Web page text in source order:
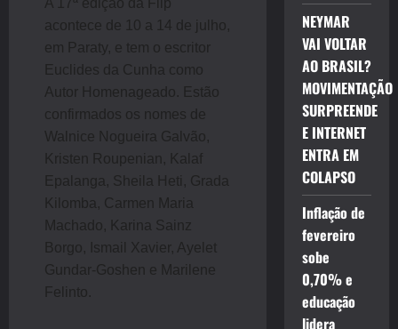
acontece de 10 a 14 de julho,
em Paraty, e tem o escritor
Euclides da Cunha como
Autor Homenageado. Estão
confirmados os nomes de
Walnice Nogueira Galvão,
Kristen Roupenian, Kalaf
Epalanga, Sheila Heti, Grada
Kilomba, Carmen Maria
Machado, Karina Sainz
Borgo, Ismail Xavier, Ayelet
Gundar-Goshen e Marilene
Felinto.
NEYMAR
VAI VOLTAR
AO BRASIL?
MOVIMENTAÇÃO
SURPREENDE
E INTERNET
ENTRA EM
COLAPSO
Inflação de
fevereiro
sobe
0,70% e
educação
lidera